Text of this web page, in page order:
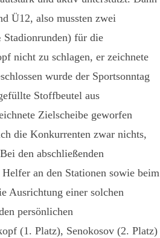
Ü12, also mussten zwei
für die
nicht zu schlagen, er zeichnete
wurde der Sportsonntag
Stoffbeutel aus
Zielscheibe geworfen
die Konkurrenten zwar nichts,
den abschließenden
an den Stationen sowie beim
Ausrichtung einer solchen
persönlichen
(1. Platz), Senokosov (2. Platz)